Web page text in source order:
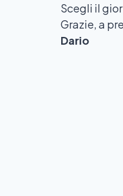
Scegli il
Grazie, a
Dario